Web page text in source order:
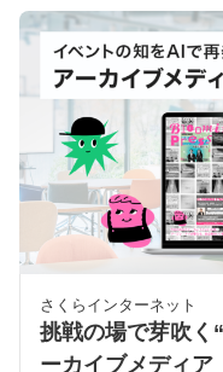
さくらインターネット
挑戦の場で芽吹く
ーカイブメディ